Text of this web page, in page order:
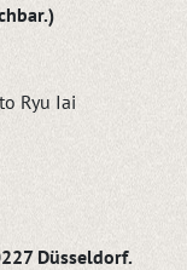
Ryu Iai
Düsseldorf.